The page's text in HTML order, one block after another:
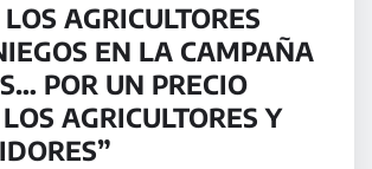
AGRICULTORES
EN LA CAMPAÑA
POR UN PRECIO
AGRICULTORES Y